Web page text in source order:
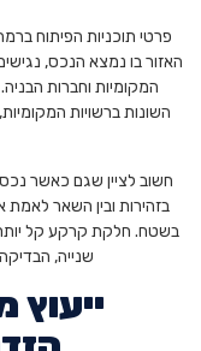
פרטי תוכניות הפיתוח
האזור בו נמצא הנכס,
המקומיות וחברות
השונות ברשויות
חשוב לציין שגם כאשר
בזהירות ובין השאר
בשטח. חלקת קרקע קל
שנייה,